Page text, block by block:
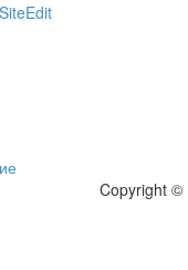
Copyright